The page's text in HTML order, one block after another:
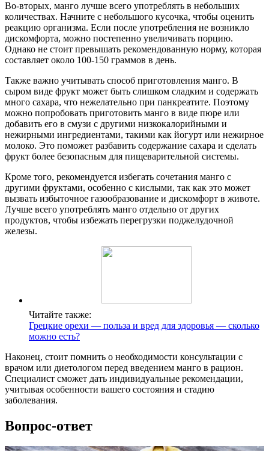
Во-вторых, манго лучше всего употреблять в небольших
количествах. Начните с небольшого кусочка, чтобы оценить
реакцию организма. Если после употребления не возникло
дискомфорта, можно постепенно увеличивать порцию.
Однако не стоит превышать рекомендованную норму, которая
составляет около 100-150 граммов в день.
Также важно учитывать способ приготовления манго. В
сыром виде фрукт может быть слишком сладким и содержать
много сахара, что нежелательно при панкреатите. Поэтому
можно попробовать приготовить манго в виде пюре или
добавить его в смузи с другими низкокалорийными и
нежирными ингредиентами, такими как йогурт или нежирное
молоко. Это поможет разбавить содержание сахара и сделать
фрукт более безопасным для пищеварительной системы.
Кроме того, рекомендуется избегать сочетания манго с
другими фруктами, особенно с кислыми, так как это может
вызвать избыточное газообразование и дискомфорт в животе.
Лучше всего употреблять манго отдельно от других
продуктов, чтобы избежать перегрузки поджелудочной
железы.
Читайте также:
Грецкие орехи — польза и вред для здоровья — сколько
можно есть?
Наконец, стоит помнить о необходимости консультации с
врачом или диетологом перед введением манго в рацион.
Специалист сможет дать индивидуальные рекомендации,
учитывая особенности вашего состояния и стадию
заболевания.
Вопрос-ответ